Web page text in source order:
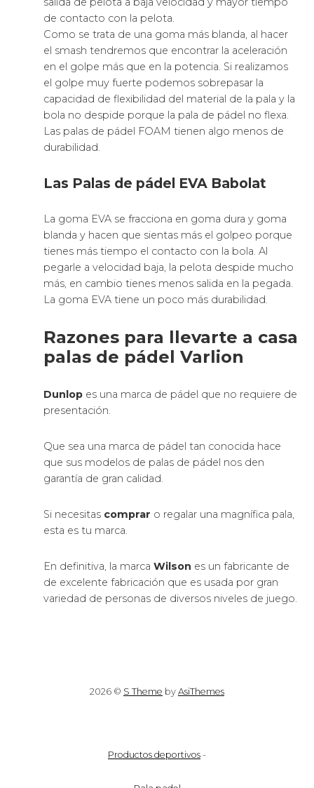
de contacto con la pelota.
Como se trata de una goma más blanda, al hacer
el smash tendremos que encontrar la aceleración
en el golpe más que en la potencia. Si realizamos
el golpe muy fuerte podemos sobrepasar la
capacidad de flexibilidad del material de la pala y la
bola no despide porque la pala de pádel no flexa.
Las palas de pádel FOAM tienen algo menos de
durabilidad.
Las Palas de pádel EVA Babolat
La goma EVA se fracciona en goma dura y goma
blanda y hacen que sientas más el golpeo porque
tienes más tiempo el contacto con la bola. Al
pegarle a velocidad baja, la pelota despide mucho
más, en cambio tienes menos salida en la pegada.
La goma EVA tiene un poco más durabilidad.
Razones para llevarte a casa
palas de pádel Varlion
Dunlop es una marca de pádel que no requiere de
presentación.
Que sea una marca de pádel tan conocida hace
que sus modelos de palas de pádel nos den
garantía de gran calidad.
Si necesitas comprar o regalar una magnífica pala,
esta es tu marca.
En definitiva, la marcaWilson es un fabricante de
de excelente fabricación que es usada por gran
variedad de personas de diversos niveles de juego.
2026 © S Theme by AsiThemes
Productos deportivos -